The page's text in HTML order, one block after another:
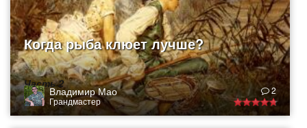
Когда рыба клюет лучше?
Часть 2
Владимир Мао
Грандмастер
2